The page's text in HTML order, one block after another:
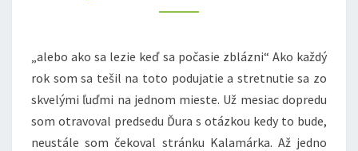
„alebo ako sa lezie keď sa počasie zblázni“ Ako každý
rok som sa tešil na toto podujatie a stretnutie sa zo
skvelými ľuďmi na jednom mieste. Už mesiac dopredu
som otravoval predsedu Ďura s otázkou kedy to bude,
neustále som čekoval stránku Kalamárka. Až jedno